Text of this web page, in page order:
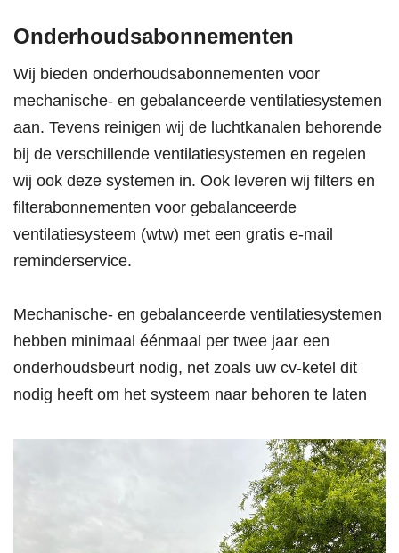
Onderhoudsabonnementen
Wij bieden onderhoudsabonnementen voor
mechanische- en gebalanceerde ventilatiesystemen
aan. Tevens reinigen wij de luchtkanalen behorende
bij de verschillende ventilatiesystemen en regelen
wij ook deze systemen in. Ook leveren wij filters en
filterabonnementen voor gebalanceerde
ventilatiesysteem (wtw) met een gratis e-mail
reminderservice.
Mechanische- en gebalanceerde ventilatiesystemen
hebben minimaal éénmaal per twee jaar een
onderhoudsbeurt nodig, net zoals uw cv-ketel dit
nodig heeft om het systeem naar behoren te laten